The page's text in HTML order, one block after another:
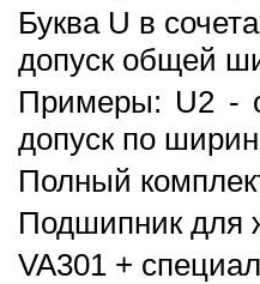
Буква U в
допуск общей
Примеры: U2 -
допуск по
Полный
Подшипник для
VA301 +